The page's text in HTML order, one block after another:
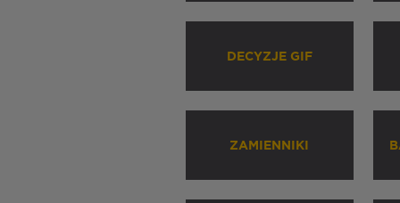
DECYZJE GIF
ZAMIENNIKI